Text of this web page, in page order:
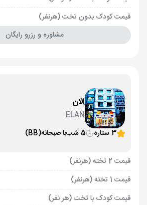
قیمت کودک بدون تخت (هرنفر)
مشاوره و رزرو رایگان
اِلان
ELAN
3 ستاره
5 شب با صبحانه(BB)
قیمت 2 تخته (هرنفر)
قیمت 1 تخته (هرنفر)
قیمت کودک با تخت (هر نفر)